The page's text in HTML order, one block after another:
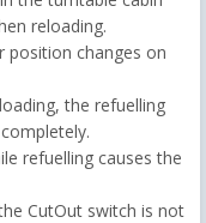
reloading.
position changes on
the refuelling
refuelling causes the
CutOut switch is not